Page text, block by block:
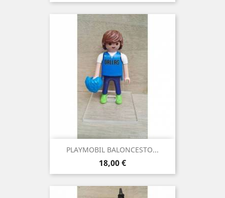
PLAYMOBIL BALONCESTO...
Precio
18,00 €